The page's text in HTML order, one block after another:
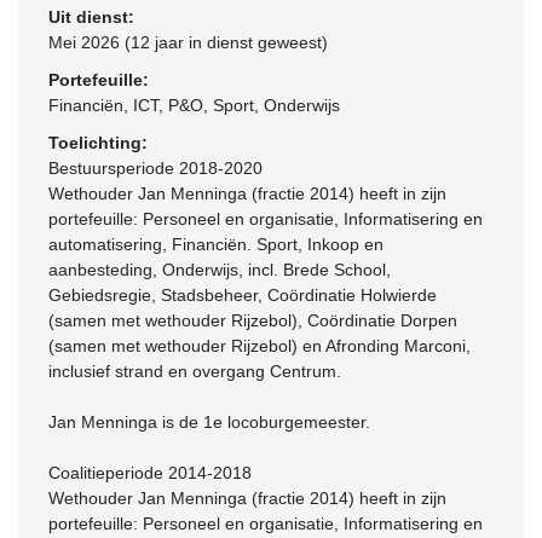
Uit dienst:
Mei 2026 (12 jaar in dienst geweest)
Portefeuille:
Financiën, ICT, P&O, Sport, Onderwijs
Toelichting:
Bestuursperiode 2018-2020
Wethouder Jan Menninga (fractie 2014) heeft in zijn
portefeuille: Personeel en organisatie, Informatisering en
automatisering, Financiën. Sport, Inkoop en
aanbesteding, Onderwijs, incl. Brede School,
Gebiedsregie, Stadsbeheer, Coördinatie Holwierde
(samen met wethouder Rijzebol), Coördinatie Dorpen
(samen met wethouder Rijzebol) en Afronding Marconi,
inclusief strand en overgang Centrum.
Jan Menninga is de 1e locoburgemeester.
Coalitieperiode 2014-2018
Wethouder Jan Menninga (fractie 2014) heeft in zijn
portefeuille: Personeel en organisatie, Informatisering en